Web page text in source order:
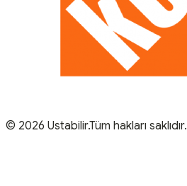
© 2026 Ustabilir.Tüm hakları saklıdır.